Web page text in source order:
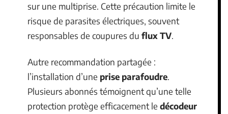
sur une multiprise. Cette précaution limite le
risque de parasites électriques, souvent
responsables de coupures du flux TV.
Autre recommandation partagée :
l’installation d’une prise parafoudre.
Plusieurs abonnés témoignent qu’une telle
protection protège efficacement le décodeur